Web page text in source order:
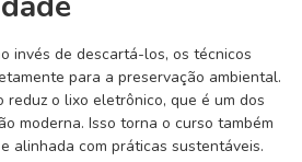
invés de descartá-los, os técnicos
para a preservação ambiental.
o lixo eletrônico, que é um dos
moderna. Isso torna o curso também
alinhada com práticas sustentáveis.